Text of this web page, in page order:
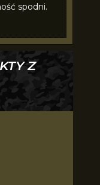
spodni.